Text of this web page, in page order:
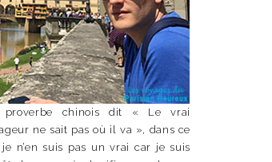
proverbe chinois dit « Le vrai
ne sait pas où il va », dans ce
je n’en suis pas un vrai car je suis